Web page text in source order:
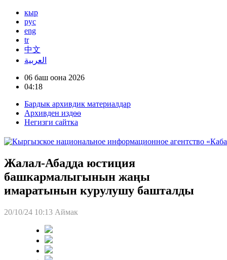
кыр
рус
eng
tr
中文
العربية
06 баш оона 2026
04:18
Бардык архивдик материалдар
Архивден издөө
Негизги сайтка
Жалал-Абадда юстиция
башкармалыгынын жаңы
имаратынын курулушу башталды
20/10/24 10:13 Аймак